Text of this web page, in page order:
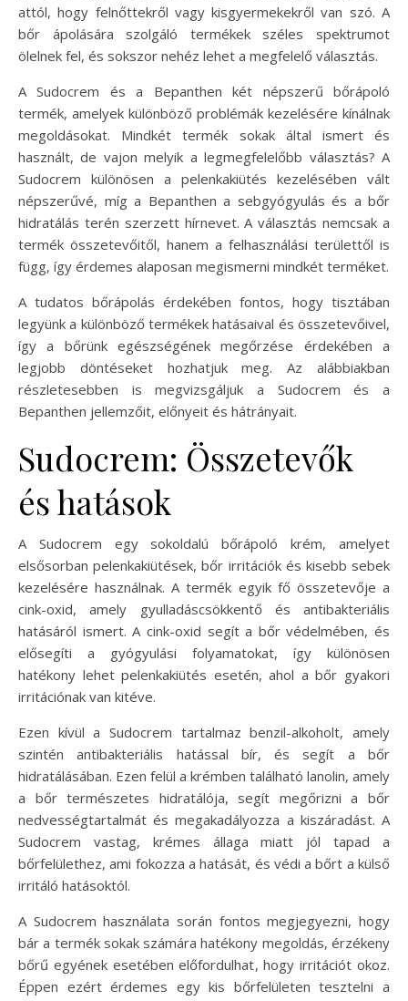
attól, hogy felnőttekről vagy kisgyermekekről van szó. A
bőr ápolására szolgáló termékek széles spektrumot
ölelnek fel, és sokszor nehéz lehet a megfelelő választás.
A Sudocrem és a Bepanthen két népszerű bőrápoló
termék, amelyek különböző problémák kezelésére kínálnak
megoldásokat. Mindkét termék sokak által ismert és
használt, de vajon melyik a legmegfelelőbb választás? A
Sudocrem különösen a pelenkakiütés kezelésében vált
népszerűvé, míg a Bepanthen a sebgyógyulás és a bőr
hidratálás terén szerzett hírnevet. A választás nemcsak a
termék összetevőitől, hanem a felhasználási területtől is
függ, így érdemes alaposan megismerni mindkét terméket.
A tudatos bőrápolás érdekében fontos, hogy tisztában
legyünk a különböző termékek hatásaival és összetevőivel,
így a bőrünk egészségének megőrzése érdekében a
legjobb döntéseket hozhatjuk meg. Az alábbiakban
részletesebben is megvizsgáljuk a Sudocrem és a
Bepanthen jellemzőit, előnyeit és hátrányait.
Sudocrem: Összetevők
és hatások
A Sudocrem egy sokoldalú bőrápoló krém, amelyet
elsősorban pelenkakiütések, bőr irritációk és kisebb sebek
kezelésére használnak. A termék egyik fő összetevője a
cink-oxid, amely gyulladáscsökkentő és antibakteriális
hatásáról ismert. A cink-oxid segít a bőr védelmében, és
elősegíti a gyógyulási folyamatokat, így különösen
hatékony lehet pelenkakiütés esetén, ahol a bőr gyakori
irritációnak van kitéve.
Ezen kívül a Sudocrem tartalmaz benzil-alkoholt, amely
szintén antibakteriális hatással bír, és segít a bőr
hidratálásában. Ezen felül a krémben található lanolin, amely
a bőr természetes hidratálója, segít megőrizni a bőr
nedvességtartalmát és megakadályozza a kiszáradást. A
Sudocrem vastag, krémes állaga miatt jól tapad a
bőrfelülethez, ami fokozza a hatását, és védi a bőrt a külső
irritáló hatásoktól.
A Sudocrem használata során fontos megjegyezni, hogy
bár a termék sokak számára hatékony megoldás, érzékeny
bőrű egyének esetében előfordulhat, hogy irritációt okoz.
Éppen ezért érdemes egy kis bőrfelületen tesztelni a